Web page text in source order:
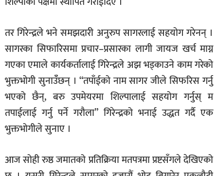
तर गिरेन्द्रले भने समझदारी अनुरुप सागरलाई सहयोग गरेनन् ।
सागरका सिफारिसमा प्रचार–प्रसारका लागी जायज खर्च माग्न
गएका एमाले कार्यकर्तालाई गिरेन्द्रले अझ भड्काउने काम गरेको
भुक्तभोगी सुनाउँँछन् । “तपाँईको नाम सागर जीले सिफरिस गर्नु
भएको छैन्, बरु उपमेयरमा शिल्पालाई सहयोग गर्नुस् म
तपाईलाई गर्नु पर्ने गरौला” गिरेन्द्रको भनाई उद्धत गर्दै एक
भुक्तभोगीले सुनाए ।
आज सोही रुष्ठ जमातको प्रतिक्रिया मतपत्रमा प्रष्टसँगले देखिएको